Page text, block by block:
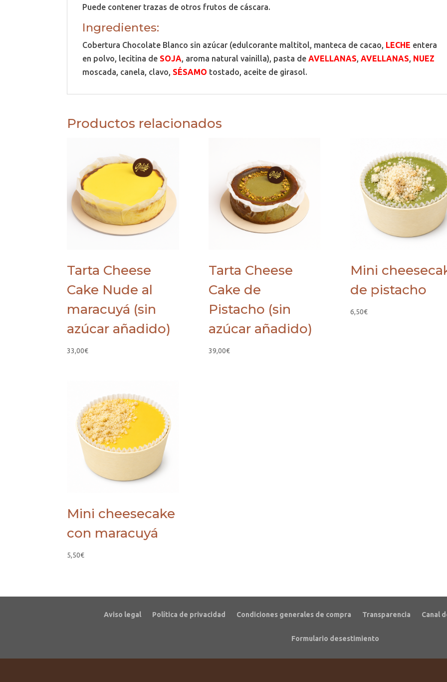
Puede contener trazas de otros frutos de cáscara.
Ingredientes:
Cobertura Chocolate Blanco sin azúcar (edulcorante maltitol, manteca de cacao, LECHE entera
en polvo, lecitina de SOJA, aroma natural vainilla), pasta deAVELLANAS,AVELLANAS, NUEZ
moscada, canela, clavo, SÉSAMO tostado, aceite de girasol.
Productos relacionados
Tarta Cheese
Cake Nude al
maracuyá (sin
azúcar añadido)
33,00€
Tarta Cheese
Cake de
Pistacho (sin
azúcar añadido)
39,00€
Mini
de pistacho
6,50€
Mini cheesecake
con maracuyá
5,50€
Aviso legal Política de privacidad Condiciones generales de compra Transparencia Canal
Formulario desestimiento